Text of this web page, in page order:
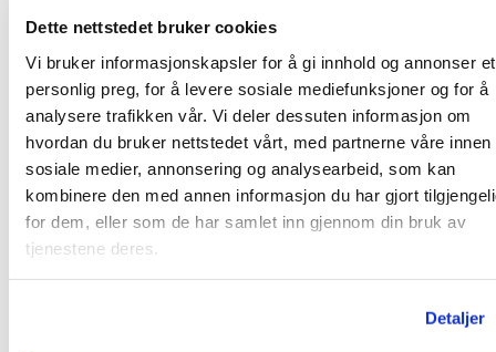
Dette nettstedet bruker cookies
Vi bruker informasjonskapsler for å gi innhold og annonser et
personlig preg, for å levere sosiale mediefunksjoner og for å
analysere trafikken vår. Vi deler dessuten informasjon om
hvordan du bruker nettstedet vårt, med partnerne våre innen
sosiale medier, annonsering og analysearbeid, som kan
kombinere den med annen informasjon du har gjort
for dem, eller som de har samlet inn gjennom din bruk av
tjenestene deres.
Detaljer
Prefabrikkerte elementer til samferdsel og
Det er mange fordeler med å benytte mastefundamenter